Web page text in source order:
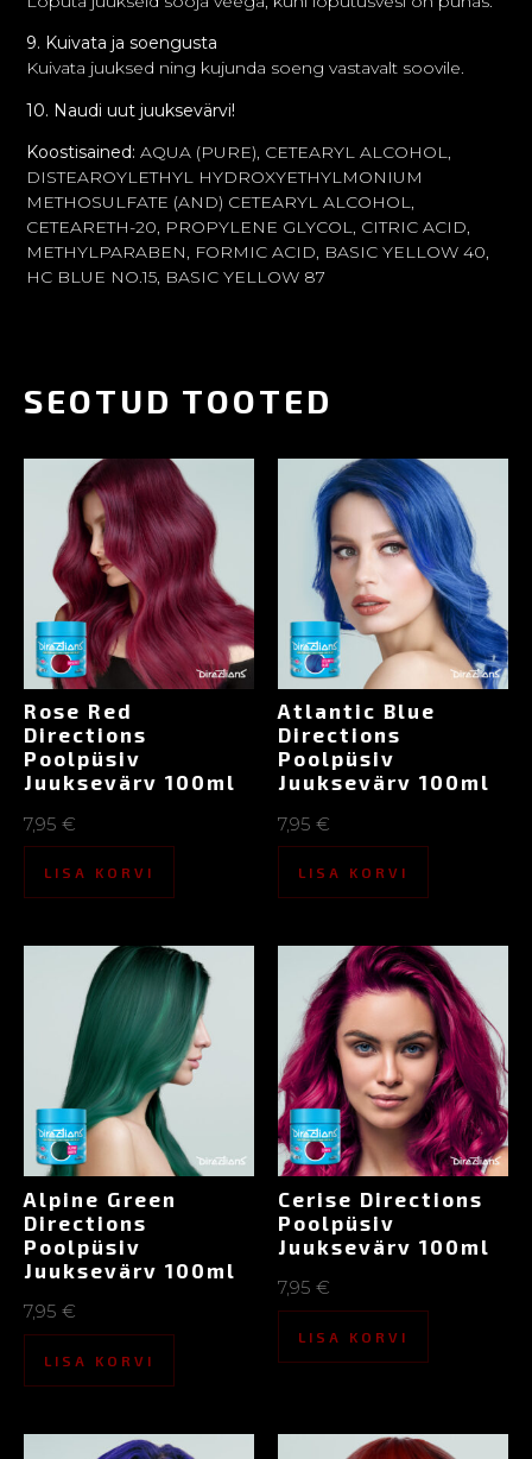
9. Kuivata ja soengusta
Kuivata juuksed ning kujunda soeng vastavalt soovile.
10. Naudi uut juuksevärvi!
Koostisained: AQUA (PURE), CETEARYL ALCOHOL,
DISTEAROYLETHYL HYDROXYETHYLMONIUM
METHOSULFATE (AND) CETEARYL ALCOHOL,
CETEARETH-20, PROPYLENE GLYCOL, CITRIC ACID,
METHYLPARABEN, FORMIC ACID, BASIC YELLOW 40,
HC BLUE NO.15, BASIC YELLOW 87
SEOTUD TOOTED
Rose Red
Directions
Poolpüsiv
Juuksevärv 100ml
7,95 €
LISA KORVI
Atlantic Blue
Directions
Poolpüsiv
Juuksevärv 100ml
7,95 €
LISA KORVI
Alpine Green
Directions
Poolpüsiv
Juuksevärv 100ml
7,95 €
LISA KORVI
Cerise Directions
Poolpüsiv
Juuksevärv 100ml
7,95 €
LISA KORVI